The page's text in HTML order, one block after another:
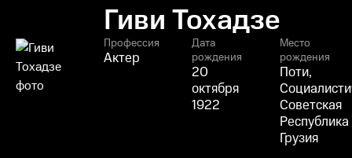
Гиви Тохадзе
Профессия
Актер
Дата
рождения
20
октября
1922
Место
рождения
Поти,
Советская
Республика
Грузия